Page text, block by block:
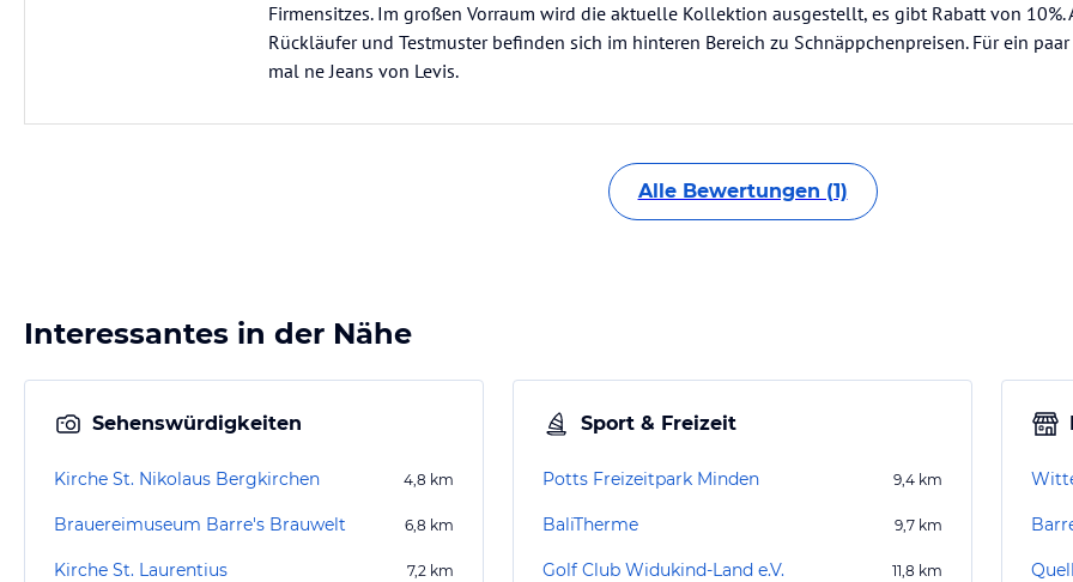
Firmensitzes. Im großen Vorraum wird die aktuelle Kollektion ausgestellt, es gibt Rabatt von 10%.
Rückläufer und Testmuster befinden sich im hinteren Bereich zu Schnäppchenpreisen. Für ein
mal ne Jeans von Levis.
Alle Bewertungen (1)
Interessantes in der Nähe
Sehenswürdigkeiten
Kirche St. Nikolaus Bergkirchen 4,8 km
Brauereimuseum Barre's Brauwelt 6,8 km
Kirche St. Laurentius 7,2 km
Sport & Freizeit
Potts Freizeitpark Minden 9,4 km
BaliTherme 9,7 km
Golf Club Widukind-Land e.V. 11,8 km